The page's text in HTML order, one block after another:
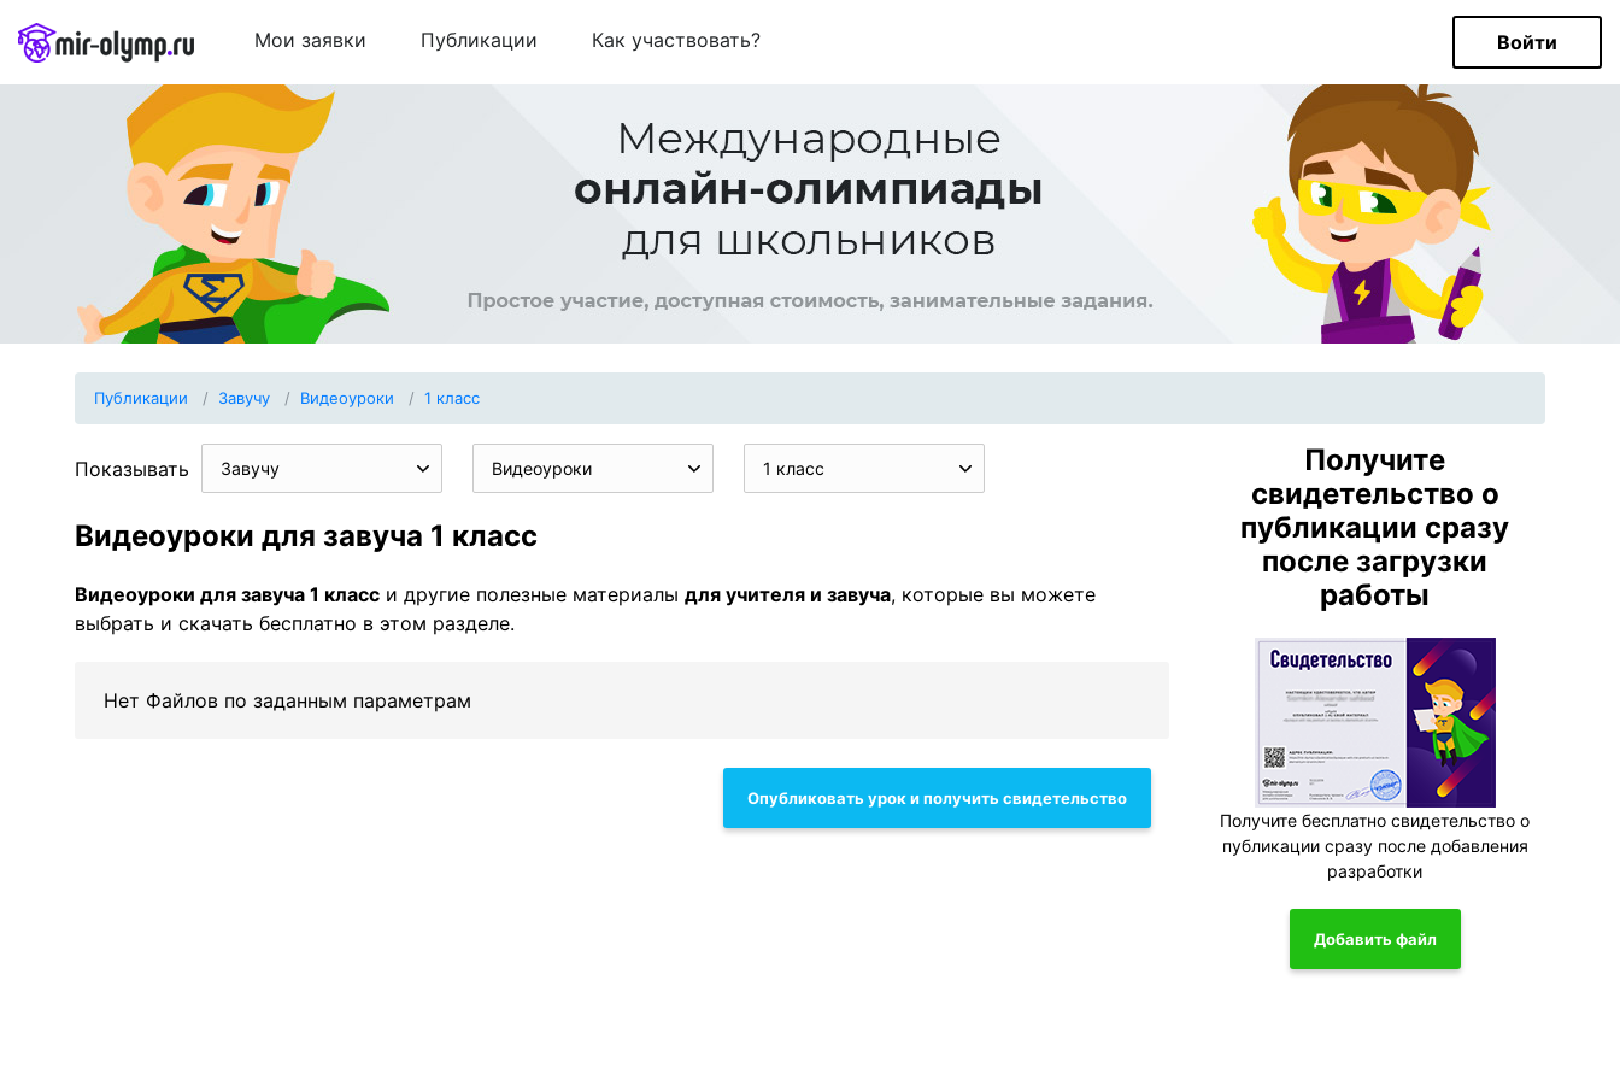
Мои заявки Публикации Как участвовать? Войти
Публикации Завучу Видеоуроки 1 класс
Показывать Завучу Видеоуроки 1 класс
Видеоуроки для завуча 1 класс
Видеоуроки для завуча 1 класс и другие полезные материалы для учителя и завуча, которые вы можете
выбрать и скачать бесплатно в этом разделе.
Нет Файлов по заданным параметрам
Опубликовать урок и получить свидетельство
Получите
свидетельство о
публикации сразу
после загрузки
работы
Получите бесплатно свидетельство о
публикации сразу после добавления
разработки
Добавить файл